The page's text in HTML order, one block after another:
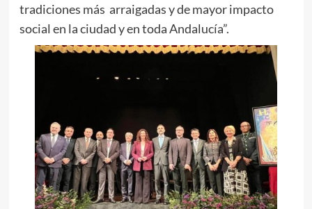
tradiciones más arraigadas y de mayor impacto
social en la ciudad y en toda Andalucía”.